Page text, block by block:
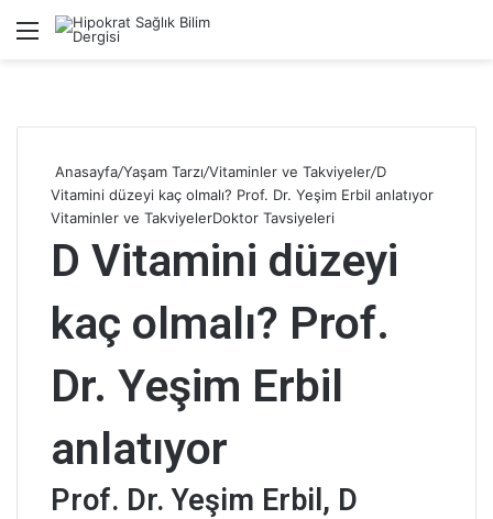
Menü
Anasayfa/Yaşam Tarzı/Vitaminler ve Takviyeler/D
Vitamini düzeyi kaç olmalı? Prof. Dr. Yeşim Erbil anlatıyor
Vitaminler ve TakviyelerDoktor Tavsiyeleri
D Vitamini düzeyi
kaç olmalı? Prof.
Dr. Yeşim Erbil
anlatıyor
Prof. Dr. Yeşim Erbil, D